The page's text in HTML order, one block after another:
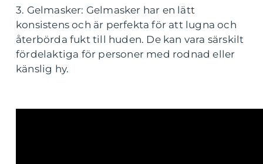
3. Gelmasker: Gelmasker har en lätt
konsistens och är perfekta för att lugna och
återbörda fukt till huden. De kan vara särskilt
fördelaktiga för personer med rodnad eller
känslig hy.